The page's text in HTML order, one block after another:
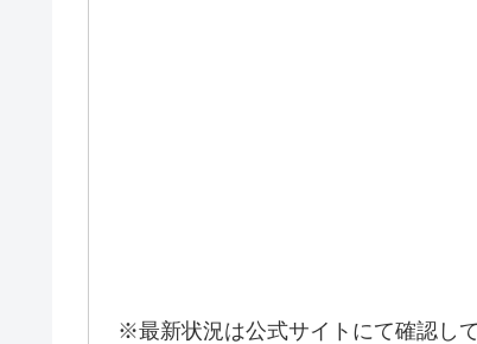
※最新状況は公式サイトにて確認して